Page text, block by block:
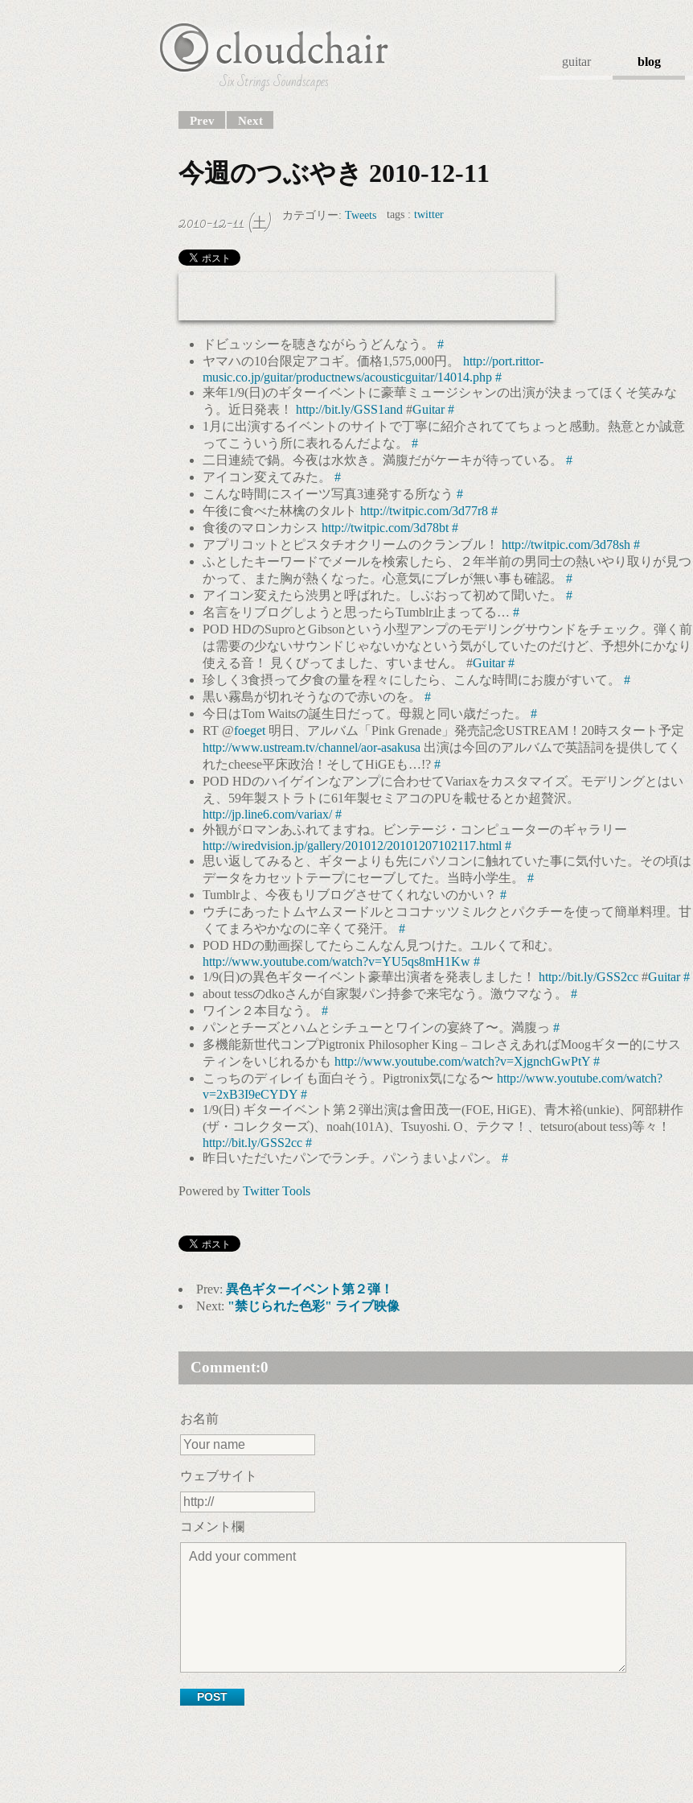
Six Strings Soundscapes
guitar blog
Prev Next
今週のつぶやき 2010-12-11
2010-12-11 (土)
カテゴリー: Tweets tags :twitter
ドビュッシーを聴きながらうどんなう。 #
ヤマハの10台限定アコギ。価格1,575,000円。 http://port.rittor-
music.co.jp/guitar/productnews/acousticguitar/14014.php #
来年1/9(日)のギターイベントに豪華ミュージシャンの出演が決まってほくそ笑みな
う。近日発表！ http://bit.ly/GSS1and #Guitar #
1月に出演するイベントのサイトで丁寧に紹介されててちょっと感動。熱意とか誠意
ってこういう所に表れるんだよな。 #
二日連続で鍋。今夜は水炊き。満腹だがケーキが待っている。 #
アイコン変えてみた。 #
こんな時間にスイーツ写真3連発する所なう #
午後に食べた林檎のタルト http://twitpic.com/3d77r8 #
食後のマロンカシス http://twitpic.com/3d78bt #
アプリコットとピスタチオクリームのクランブル！ http://twitpic.com/3d78sh #
ふとしたキーワードでメールを検索したら、２年半前の男同士の熱いやり取りが見つ
かって、また胸が熱くなった。心意気にブレが無い事も確認。 #
アイコン変えたら渋男と呼ばれた。しぶおって初めて聞いた。 #
名言をリブログしようと思ったらTumblr止まってる… #
POD HDのSuproとGibsonという小型アンプのモデリングサウンドをチェック。弾く前
は需要の少ないサウンドじゃないかなという気がしていたのだけど、予想外にかなり
使える音！ 見くびってました、すいません。 #Guitar #
珍しく3食摂って夕食の量を程々にしたら、こんな時間にお腹がすいて。 #
黒い霧島が切れそうなので赤いのを。 #
今日はTom Waitsの誕生日だって。母親と同い歳だった。 #
RT @foeget 明日、アルバム「Pink Grenade」発売記念USTREAM！20時スタート予定
http://www.ustream.tv/channel/aor-asakusa 出演は今回のアルバムで英語詞を提供してく
れたcheese平床政治！そしてHiGEも…!? #
POD HDのハイゲインなアンプに合わせてVariaxをカスタマイズ。モデリングとはい
え、59年製ストラトに61年製セミアコのPUを載せるとか超贅沢。
http://jp.line6.com/variax/ #
外観がロマンあふれてますね。ビンテージ・コンピューターのギャラリー
http://wiredvision.jp/gallery/201012/20101207102117.html #
思い返してみると、ギターよりも先にパソコンに触れていた事に気付いた。その頃は
データをカセットテープにセーブしてた。当時小学生。 #
Tumblrよ、今夜もリブログさせてくれないのかい？ #
ウチにあったトムヤムヌードルとココナッツミルクとパクチーを使って簡単料理。甘
くてまろやかなのに辛くて発汗。 #
POD HDの動画探してたらこんなん見つけた。ユルくて和む。
http://www.youtube.com/watch?v=YU5qs8mH1Kw #
1/9(日)の異色ギターイベント豪華出演者を発表しました！ http://bit.ly/GSS2cc #Guitar #
about tessのdkoさんが自家製パン持参で来宅なう。激ウマなう。 #
ワイン２本目なう。 #
パンとチーズとハムとシチューとワインの宴終了〜。満腹っ #
多機能新世代コンプPigtronix Philosopher King – コレさえあればMoogギター的にサス
ティンをいじれるかも http://www.youtube.com/watch?v=XjgnchGwPtY #
こっちのディレイも面白そう。Pigtronix気になる〜 http://www.youtube.com/watch?
v=2xB3I9eCYDY #
1/9(日) ギターイベント第２弾出演は會田茂一(FOE, HiGE)、青木裕(unkie)、阿部耕作
(ザ・コレクターズ)、noah(101A)、Tsuyoshi. O、テクマ！、tetsuro(about tess)等々！
http://bit.ly/GSS2cc #
昨日いただいたパンでランチ。パンうまいよパン。 #
Powered by Twitter Tools
Prev: 異色ギターイベント第２弾！
Next: "禁じられた色彩" ライブ映像
Comment:0
お名前
ウェブサイト
コメント欄